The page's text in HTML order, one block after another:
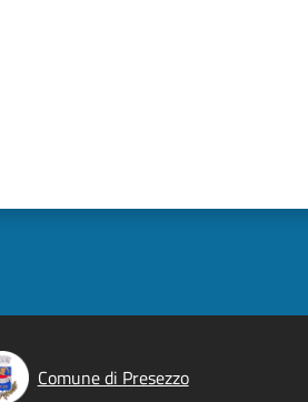
Comune di Presezzo